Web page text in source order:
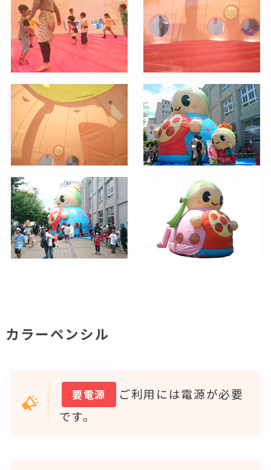
カラーペンシル
要電源
ご利用には電源が必要
です。